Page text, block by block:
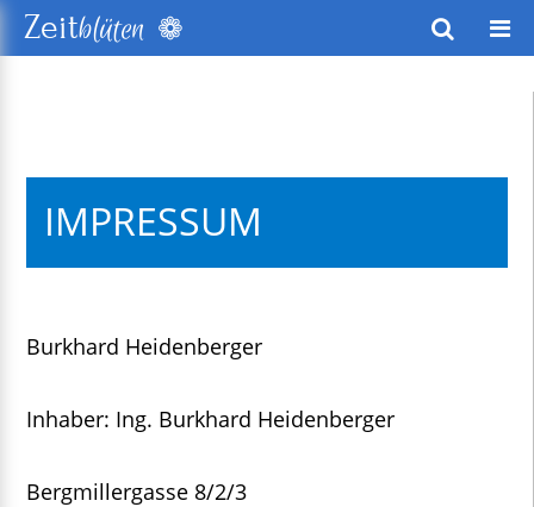
Zeitblüten ❁
IMPRESSUM
Burkhard Heidenberger
Inhaber: Ing. Burkhard Heidenberger
Bergmillergasse 8/2/3